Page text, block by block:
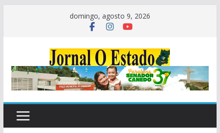
domingo, agosto 9, 2026